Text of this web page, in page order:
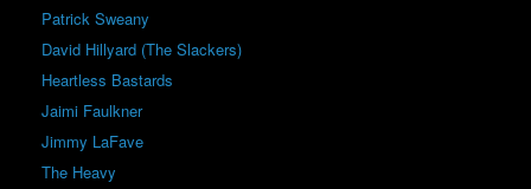
Patrick Sweany
David Hillyard (The Slackers)
Heartless Bastards
Jaimi Faulkner
Jimmy LaFave
The Heavy